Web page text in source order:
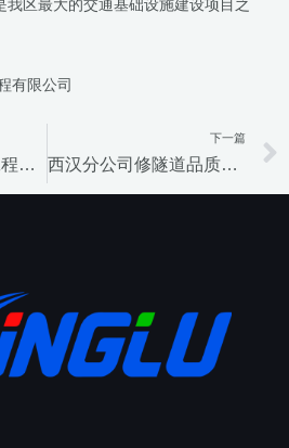
区最大的交通基础设施建设项目之
有限公司
G12高速公路机电工程项目
下一篇
西汉分公司修隧道品质提升工程